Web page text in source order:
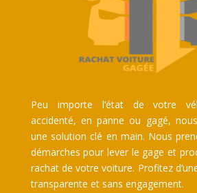
Peu importe l’état de votre
accidenté, en panne ou gagé,
une solution clé en main. Nous
démarches pour lever le gage et
rachat de votre voiture. Profitez
transparente et sans engagement.